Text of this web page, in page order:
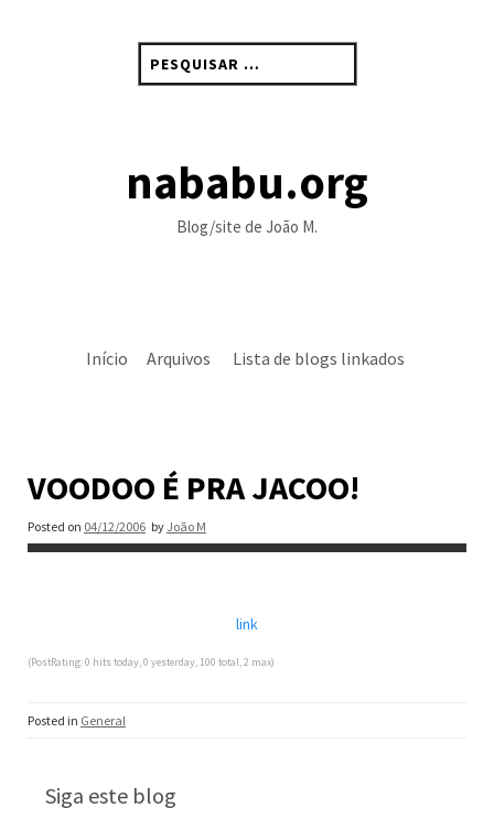
por:
nababu.org
Blog/site de João M.
Início Arquivos Lista de blogs linkados
VOODOO É PRA JACOO!
Posted on 04/12/2006 by João M
link
(PostRating: 0 hits today, 0 yesterday, 100 total, 2 max)
Posted in General
Siga este blog